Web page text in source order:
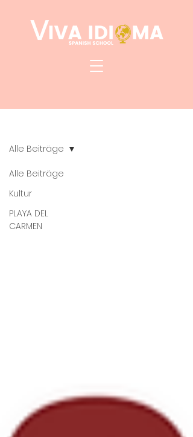
Alle Beiträge
Kultur
PLAYA DEL
CARMEN
Alle Beiträge